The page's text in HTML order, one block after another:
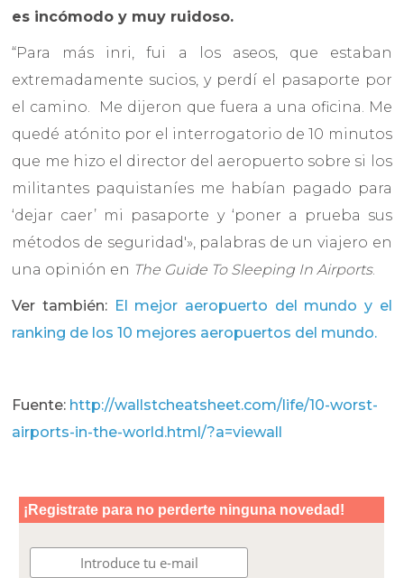
es incómodo y muy ruidoso.
“Para más inri, fui a los aseos, que estaban
extremadamente sucios, y perdí el pasaporte por
el camino. Me dijeron que fuera a una oficina. Me
quedé atónito por el interrogatorio de 10 minutos
que me hizo el director del aeropuerto sobre si los
militantes paquistaníes me habían pagado para
‘dejar caer’ mi pasaporte y ‘poner a prueba sus
métodos de seguridad'», palabras de un viajero en
una opinión en The Guide To Sleeping In Airports.
Ver también: El mejor aeropuerto del mundo y el
ranking de los 10 mejores aeropuertos del mundo.
Fuente: http://wallstcheatsheet.com/life/10-worst-
airports-in-the-world.html/?a=viewall